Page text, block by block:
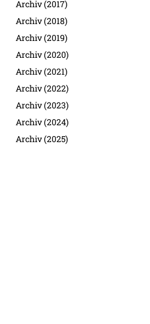
Archiv (2017)
Archiv (2018)
Archiv (2019)
Archiv (2020)
Archiv (2021)
Archiv (2022)
Archiv (2023)
Archiv (2024)
Archiv (2025)